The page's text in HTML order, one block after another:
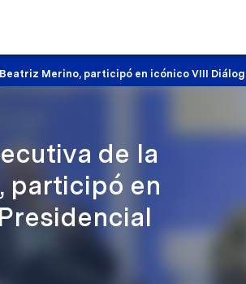
Merino, participó en icónico VIII
de la
participó en